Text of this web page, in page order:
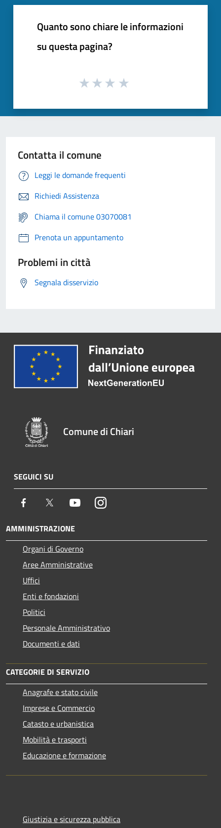
Quanto sono chiare le informazioni
su questa pagina?
Contatta il comune
Leggi le domande frequenti
Richiedi Assistenza
Chiama il comune 03070081
Prenota un appuntamento
Problemi in città
Segnala disservizio
Comune di Chiari
SEGUICI SU
Facebook Twitter YoutubeInstagram
AMMINISTRAZIONE
Organi di Governo
Aree Amministrative
Uffici
Enti e fondazioni
Politici
Personale Amministrativo
Documenti e dati
CATEGORIE DI SERVIZIO
Anagrafe e stato civile
Imprese e Commercio
Catasto e urbanistica
Mobilità e trasporti
Educazione e formazione
Giustizia e sicurezza pubblica